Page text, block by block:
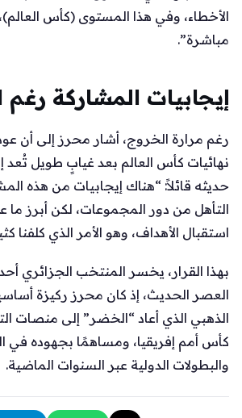
الأخطاء، وفي هذا المستوى (كأس
مباشرة”.
إيجابيات المشاركة رغم
رغم مرارة الخروج، أشار محرز إلى أن
نهائيات كأس العالم بعد غيابٍ طويل تُعد
حديثه قائلاً: “هناك إيجابيات من هذه
التأهل من دور المجموعات، لكن أبرز ما
استقبال الأهداف، وهو الأمر الذي كلفنا
بهذا القرار، يخسر المنتخب الجزائري
العصر الحديث، إذ كان محرز ركيزة
الذهبي الذي أعاد “الخضر” إلى منصات
كأس أمم إفريقيا، ومساهمًا بجهوده في
والبطولات الدولية عبر السنوات الماضية.